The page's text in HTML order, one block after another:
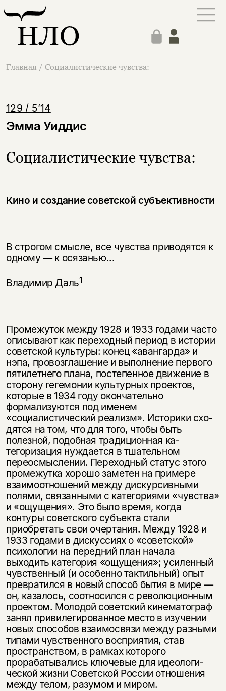
Главная / Социалистические чувства:
129 / 5’14
Эмма Уиддис
Социалистические чувства:
Кино и создание советской субъективности
В строгом смысле, все чувства приводятся к
одному — к осязанью...
Владимир Даль1
Промежуток между 1928 и 1933 годами часто
описывают как переходный пе­риод в истории
советской культуры: конец «авангарда» и
нэпа, провозглаше­ние и выполнение первого
пятилетнего плана, постепенное движение в
сто­рону гегемонии культурных проектов,
которые в 1934 году окончательно
формализуются под именем
«социалистический реализм». Историки схо­
дятся на том, что для того, чтобы быть
полезной, подобная традиционная ка­
тегоризация нуждается в тшательном
переосмыслении. Переходный статус этого
промежутка хорошо заметен на примере
взаимоотношений между дис­курсивными
полями, связанными с категориями «чувства»
и «ощущения». Это было время, когда
контуры советского субъекта стали
приобретать свои очертания. Между 1928 и
1933 годами в дискуссиях о «советской»
психоло­гии на передний план начала
выходить категория «ощущения»; усиленный
чувственный (и особенно тактильный) опыт
превратился в новый способ бы­тия в мире —
он, казалось, соотносился с революционным
проектом. Молодой советский кинематограф
занял привилегированное место в изучении
новых способов взаимосвязи между разными
типами чувственного восприятия, став
пространством, в рамках которого
прорабатывались ключевые для идеологи­
ческой жизни Советской России отношения
между телом, разумом и миром.